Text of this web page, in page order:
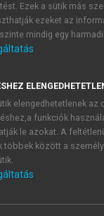
a MeRSZ
az Akadémiai Kiadó
tájékoztatóban
vásárlási feltételeket,
és elfogadom.
KIPRÓBÁLOM
Ezek a sütik más
ezeket az
mindig egy
elengedhetetlenek az
funkciók
le azokat. A
többek között a